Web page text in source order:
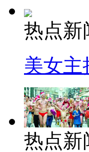
热点新
美女主
热点新